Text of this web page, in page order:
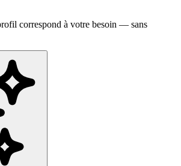
correspond à votre besoin — sans